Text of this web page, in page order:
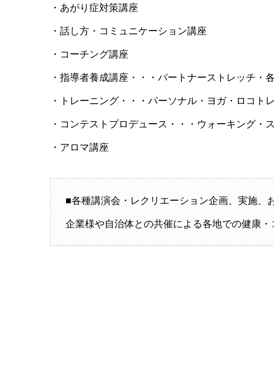
・あがり症対策講座
・話し方・コミュニケーション講座
・コーチング講座
・指導者養成講座・・・パートナーストレッチ・
・トレーニング・・・パーソナル・ヨガ・ロコト
・コンテストプロデュース・・・ウォーキング・
・アロマ講座
■各種講演会・レクリエーション企画、実施、
企業様や自治体との共催による各地での健康